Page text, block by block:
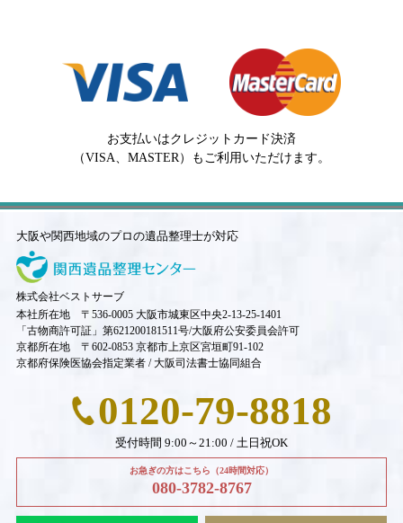
お支払いはクレジットカード決済
（VISA、MASTER）もご利用いただけます。
大阪や関西地域のプロの遺品整理士が対応
株式会社ベストサーブ
本社所在地 〒536-0005 大阪市城東区中央2-13-25-1401
「古物商許可証」第621200181511号/大阪府公安委員会許可
京都所在地 〒602-0853 京都市上京区宮垣町91-102
京都府保険医協会指定業者 / 大阪司法書士協同組合
0120-79-8818
受付時間 9:00～21:00 / 土日祝OK
お急ぎの方はこちら（24時間対応）
080-3782-8767